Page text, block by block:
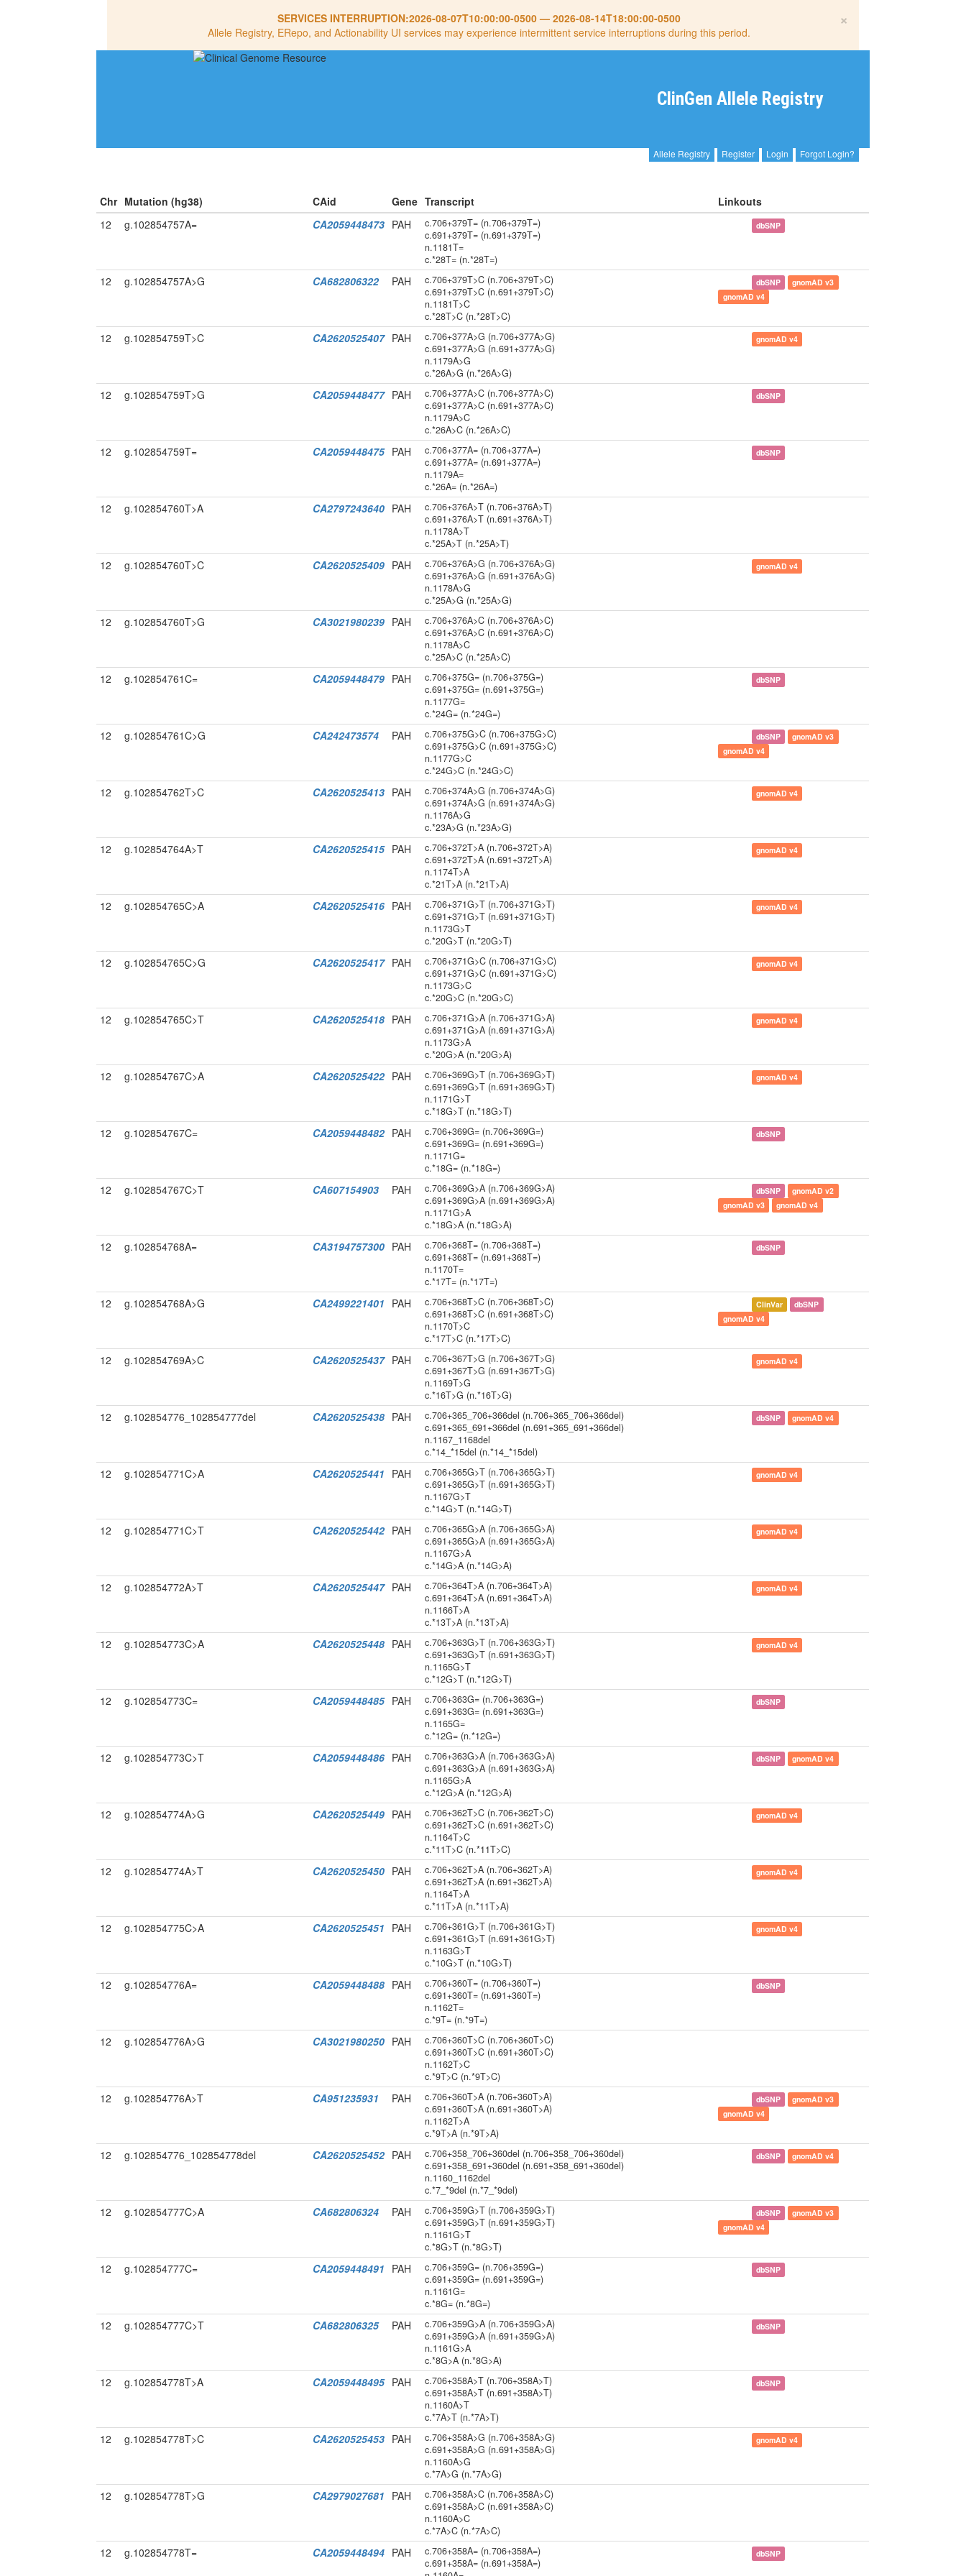
×
SERVICES INTERRUPTION:2026-08-07T10:00:00-0500— 2026-08-14T18:00:00-0500
Allele Registry, ERepo, and Actionability UI services may experience intermittent service interruptions during this period.
ClinGen Allele Registry
Allele Registry Register Login Forgot Login?
Chr Mutation (hg38) CAid Gene Transcript
Linkouts
12
g.102854757A= CA2059448473 PAH
c.706+379T= (n.706+379T=)
c.691+379T= (n.691+379T=)
n.1181T=
c.*28T= (n.*28T=)
dbSNP
12 g.102854757A>G CA682806322 PAH
c.706+379T>C (n.706+379T>C)
c.691+379T>C (n.691+379T>C)
n.1181T>C
c.*28T>C (n.*28T>C)
dbSNP
gnomAD v3
gnomAD v4
12 g.102854759T>C CA2620525407 PAH
c.706+377A>G (n.706+377A>G)
c.691+377A>G (n.691+377A>G)
n.1179A>G
c.*26A>G (n.*26A>G)
gnomAD v4
12 g.102854759T>G CA2059448477 PAH
c.706+377A>C (n.706+377A>C)
c.691+377A>C (n.691+377A>C)
n.1179A>C
c.*26A>C (n.*26A>C)
dbSNP
12 g.102854759T= CA2059448475 PAH
c.706+377A= (n.706+377A=)
c.691+377A= (n.691+377A=)
n.1179A=
c.*26A= (n.*26A=)
dbSNP
12 g.102854760T>A CA2797243640 PAH
c.706+376A>T (n.706+376A>T)
c.691+376A>T (n.691+376A>T)
n.1178A>T
c.*25A>T (n.*25A>T)
12 g.102854760T>C CA2620525409 PAH
c.706+376A>G (n.706+376A>G)
c.691+376A>G (n.691+376A>G)
n.1178A>G
c.*25A>G (n.*25A>G)
gnomAD v4
12 g.102854760T>G CA3021980239 PAH
c.706+376A>C (n.706+376A>C)
c.691+376A>C (n.691+376A>C)
n.1178A>C
c.*25A>C (n.*25A>C)
12 g.102854761C= CA2059448479 PAH
c.706+375G= (n.706+375G=)
c.691+375G= (n.691+375G=)
n.1177G=
c.*24G= (n.*24G=)
dbSNP
12 g.102854761C>G CA242473574 PAH
c.706+375G>C (n.706+375G>C)
c.691+375G>C (n.691+375G>C)
n.1177G>C
c.*24G>C (n.*24G>C)
dbSNP
gnomAD v3
gnomAD v4
12 g.102854762T>C CA2620525413 PAH
c.706+374A>G (n.706+374A>G)
c.691+374A>G (n.691+374A>G)
n.1176A>G
c.*23A>G (n.*23A>G)
gnomAD v4
12 g.102854764A>T CA2620525415 PAH
c.706+372T>A (n.706+372T>A)
c.691+372T>A (n.691+372T>A)
n.1174T>A
c.*21T>A (n.*21T>A)
gnomAD v4
12 g.102854765C>A CA2620525416 PAH
c.706+371G>T (n.706+371G>T)
c.691+371G>T (n.691+371G>T)
n.1173G>T
c.*20G>T (n.*20G>T)
gnomAD v4
12 g.102854765C>G CA2620525417 PAH
c.706+371G>C (n.706+371G>C)
c.691+371G>C (n.691+371G>C)
n.1173G>C
c.*20G>C (n.*20G>C)
gnomAD v4
12 g.102854765C>T CA2620525418 PAH
c.706+371G>A (n.706+371G>A)
c.691+371G>A (n.691+371G>A)
n.1173G>A
c.*20G>A (n.*20G>A)
gnomAD v4
12 g.102854767C>A CA2620525422 PAH
c.706+369G>T (n.706+369G>T)
c.691+369G>T (n.691+369G>T)
n.1171G>T
c.*18G>T (n.*18G>T)
gnomAD v4
12 g.102854767C= CA2059448482 PAH
c.706+369G= (n.706+369G=)
c.691+369G= (n.691+369G=)
n.1171G=
c.*18G= (n.*18G=)
dbSNP
12 g.102854767C>T CA607154903 PAH
c.706+369G>A (n.706+369G>A)
c.691+369G>A (n.691+369G>A)
n.1171G>A
c.*18G>A (n.*18G>A)
dbSNP
gnomAD v2
gnomAD v3
gnomAD v4
12 g.102854768A= CA3194757300 PAH
c.706+368T= (n.706+368T=)
c.691+368T= (n.691+368T=)
n.1170T=
c.*17T= (n.*17T=)
dbSNP
12 g.102854768A>G CA2499221401 PAH
c.706+368T>C (n.706+368T>C)
c.691+368T>C (n.691+368T>C)
n.1170T>C
c.*17T>C (n.*17T>C)
ClinVar
dbSNP
gnomAD v4
12 g.102854769A>C CA2620525437 PAH
c.706+367T>G (n.706+367T>G)
c.691+367T>G (n.691+367T>G)
n.1169T>G
c.*16T>G (n.*16T>G)
gnomAD v4
12 g.102854776_102854777del CA2620525438 PAH
c.706+365_706+366del (n.706+365_706+366del)
c.691+365_691+366del (n.691+365_691+366del)
n.1167_1168del
c.*14_*15del (n.*14_*15del)
dbSNP gnomAD v4
12 g.102854771C>A CA2620525441 PAH
c.706+365G>T (n.706+365G>T)
c.691+365G>T (n.691+365G>T)
n.1167G>T
c.*14G>T (n.*14G>T)
gnomAD v4
12 g.102854771C>T CA2620525442 PAH
c.706+365G>A (n.706+365G>A)
c.691+365G>A (n.691+365G>A)
n.1167G>A
c.*14G>A (n.*14G>A)
gnomAD v4
12 g.102854772A>T CA2620525447 PAH
c.706+364T>A (n.706+364T>A)
c.691+364T>A (n.691+364T>A)
n.1166T>A
c.*13T>A (n.*13T>A)
gnomAD v4
12 g.102854773C>A CA2620525448 PAH
c.706+363G>T (n.706+363G>T)
c.691+363G>T (n.691+363G>T)
n.1165G>T
c.*12G>T (n.*12G>T)
gnomAD v4
12 g.102854773C= CA2059448485 PAH
c.706+363G= (n.706+363G=)
c.691+363G= (n.691+363G=)
n.1165G=
c.*12G= (n.*12G=)
dbSNP
12 g.102854773C>T CA2059448486 PAH
c.706+363G>A (n.706+363G>A)
c.691+363G>A (n.691+363G>A)
n.1165G>A
c.*12G>A (n.*12G>A)
dbSNP gnomAD v4
12 g.102854774A>G CA2620525449 PAH
c.706+362T>C (n.706+362T>C)
c.691+362T>C (n.691+362T>C)
n.1164T>C
c.*11T>C (n.*11T>C)
gnomAD v4
12 g.102854774A>T CA2620525450 PAH
c.706+362T>A (n.706+362T>A)
c.691+362T>A (n.691+362T>A)
n.1164T>A
c.*11T>A (n.*11T>A)
gnomAD v4
12 g.102854775C>A CA2620525451 PAH
c.706+361G>T (n.706+361G>T)
c.691+361G>T (n.691+361G>T)
n.1163G>T
c.*10G>T (n.*10G>T)
gnomAD v4
12 g.102854776A= CA2059448488 PAH
c.706+360T= (n.706+360T=)
c.691+360T= (n.691+360T=)
n.1162T=
c.*9T= (n.*9T=)
dbSNP
12 g.102854776A>G CA3021980250 PAH
c.706+360T>C (n.706+360T>C)
c.691+360T>C (n.691+360T>C)
n.1162T>C
c.*9T>C (n.*9T>C)
12 g.102854776A>T CA951235931 PAH
c.706+360T>A (n.706+360T>A)
c.691+360T>A (n.691+360T>A)
n.1162T>A
c.*9T>A (n.*9T>A)
dbSNP
gnomAD v3
gnomAD v4
12 g.102854776_102854778del CA2620525452 PAH
c.706+358_706+360del (n.706+358_706+360del)
c.691+358_691+360del (n.691+358_691+360del)
n.1160_1162del
c.*7_*9del (n.*7_*9del)
dbSNP gnomAD v4
12 g.102854777C>A CA682806324 PAH
c.706+359G>T (n.706+359G>T)
c.691+359G>T (n.691+359G>T)
n.1161G>T
c.*8G>T (n.*8G>T)
dbSNP
gnomAD v3
gnomAD v4
12 g.102854777C= CA2059448491 PAH
c.706+359G= (n.706+359G=)
c.691+359G= (n.691+359G=)
n.1161G=
c.*8G= (n.*8G=)
dbSNP
12 g.102854777C>T CA682806325 PAH
c.706+359G>A (n.706+359G>A)
c.691+359G>A (n.691+359G>A)
n.1161G>A
c.*8G>A (n.*8G>A)
dbSNP
12 g.102854778T>A CA2059448495 PAH
c.706+358A>T (n.706+358A>T)
c.691+358A>T (n.691+358A>T)
n.1160A>T
c.*7A>T (n.*7A>T)
dbSNP
12 g.102854778T>C CA2620525453 PAH
c.706+358A>G (n.706+358A>G)
c.691+358A>G (n.691+358A>G)
n.1160A>G
c.*7A>G (n.*7A>G)
gnomAD v4
12 g.102854778T>G CA2979027681 PAH
c.706+358A>C (n.706+358A>C)
c.691+358A>C (n.691+358A>C)
n.1160A>C
c.*7A>C (n.*7A>C)
12 g.102854778T= CA2059448494 PAH
c.706+358A= (n.706+358A=)
c.691+358A= (n.691+358A=)
dbSNP